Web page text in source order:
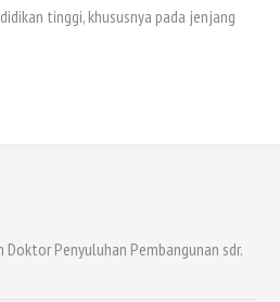
tinggi, khususnya pada jenjang
Penyuluhan Pembangunan sdr.